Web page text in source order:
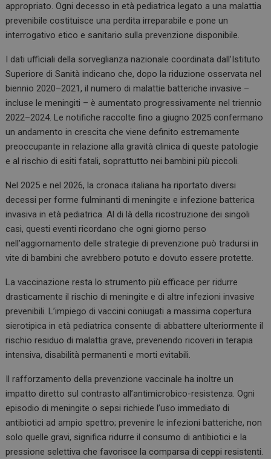
appropriato. Ogni decesso in età pediatrica legato a una malattia
prevenibile costituisce una perdita irreparabile e pone un
interrogativo etico e sanitario sulla prevenzione disponibile.
I dati ufficiali della sorveglianza nazionale coordinata dall’Istituto
Superiore di Sanità indicano che, dopo la riduzione osservata nel
biennio 2020–2021, il numero di malattie batteriche invasive –
incluse le meningiti – è aumentato progressivamente nel triennio
2022–2024. Le notifiche raccolte fino a giugno 2025 confermano
un andamento in crescita che viene definito estremamente
preoccupante in relazione alla gravità clinica di queste patologie
e al rischio di esiti fatali, soprattutto nei bambini più piccoli.
Nel 2025 e nel 2026, la cronaca italiana ha riportato diversi
decessi per forme fulminanti di meningite e infezione batterica
invasiva in età pediatrica. Al di là della ricostruzione dei singoli
casi, questi eventi ricordano che ogni giorno perso
nell’aggiornamento delle strategie di prevenzione può tradursi in
vite di bambini che avrebbero potuto e dovuto essere protette.
La vaccinazione resta lo strumento più efficace per ridurre
drasticamente il rischio di meningite e di altre infezioni invasive
prevenibili. L’impiego di vaccini coniugati a massima copertura
sierotipica in età pediatrica consente di abbattere ulteriormente il
rischio residuo di malattia grave, prevenendo ricoveri in terapia
intensiva, disabilità permanenti e morti evitabili.
Il rafforzamento della prevenzione vaccinale ha inoltre un
impatto diretto sul contrasto all’antimicrobico-resistenza. Ogni
episodio di meningite o sepsi richiede l’uso immediato di
antibiotici ad ampio spettro; prevenire le infezioni batteriche, non
solo quelle gravi, significa ridurre il consumo di antibiotici e la
pressione selettiva che favorisce la comparsa di ceppi resistenti.